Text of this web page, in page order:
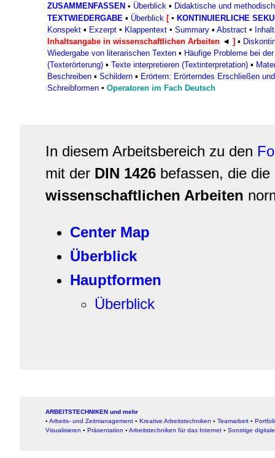
ZUSAMMENFASSEN ▪ Überblick ▪ Didaktische und
TEXTWIEDERGABE ▪ Überblick [ ▪ KONTINUIERLICHE
Konspekt ▪ Exzerpt ▪ Klappentext ▪ Summary ▪ Abstract ▪
Inhaltsangabe in wissenschaftlichen Arbeiten ◄ ] ▪
Wiedergabe von literarischen Texten ▪ Häufige Probleme bei
(Texterörterung) ▪ Texte interpretieren (Textinterpretation) ▪
Beschreiben ▪ Schildern ▪ Erörtern: Erörterndes Erschließen
Schreibformen ▪ Operatoren im Fach Deutsch
In diesem Arbeitsbereich zu den
mit der DIN 1426 befassen, die
wissenschaftlichen Arbeiten
Center Map
Überblick
Hauptformen
Überblick
ARBEITSTECHNIKEN und mehr
▪ Arbeits- und Zeitmanagement ▪ Kreative Arbeitstechniken ▪ Teamarbeit ▪
Visualisieren ▪ Präsentation ▪ Arbeitstechniken für das Internet ▪ Sonstige